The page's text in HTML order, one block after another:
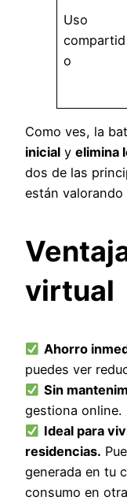
Uso
compartid
o
Como ves, la
inicial y elimina
dos de las
están valorando
virtual
Ahorro
puedes ver
Sin
gestiona online.
Ideal para
residencias.
generada en tu
consumo en